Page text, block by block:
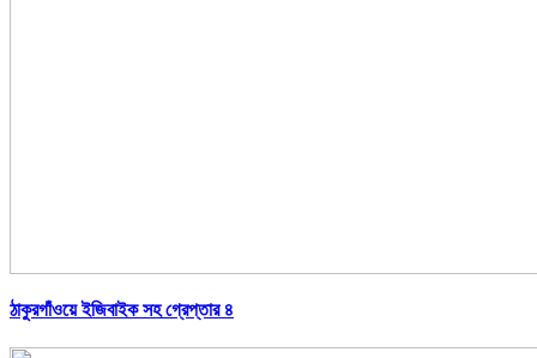
ঠাকুরগাঁওয়ে ইজিবাইক সহ গ্রেপ্তার ৪